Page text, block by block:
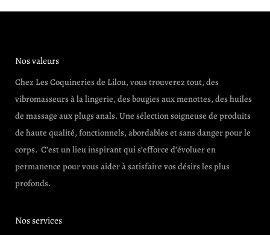
Nos valeurs
Chez Les Coquineries de Lilou, vous trouverez tout, des
vibromasseurs à la lingerie, des bougies aux menottes, des huiles
de massage aux plugs anals. Une sélection soigneuse de produits
de haute qualité, fonctionnels, abordables et sans danger pour le
corps. C’est un lieu inspirant qui s’efforce d’évoluer en
permanence pour vous aider à satisfaire vos désirs les plus
profonds.
Nos services